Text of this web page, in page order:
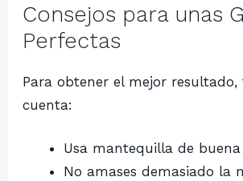
Consejos para unas
Perfectas
Para obtener el mejor resultado,
cuenta:
Usa mantequilla de
No amases demasiado la